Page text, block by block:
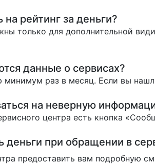
рейтинг за деньги?
только для дополнительной
данные о сервисах?
раз в месяц. Если вы
на неверную
центра есть кнопка
деньги при обращении в
предоставить вам подробную